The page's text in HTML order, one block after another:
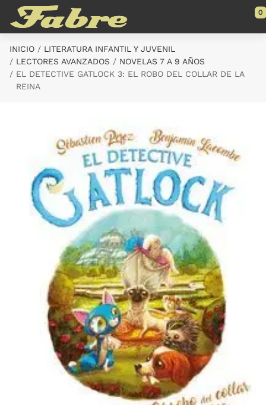
Saltar al contenido principal
0
INICIO
LITERATURA INFANTIL Y JUVENIL
LECTORES AVANZADOS
NOVELAS 7 A 9 AÑOS
EL DETECTIVE GATLOCK 3: EL ROBO DEL COLLAR DE LA
REINA